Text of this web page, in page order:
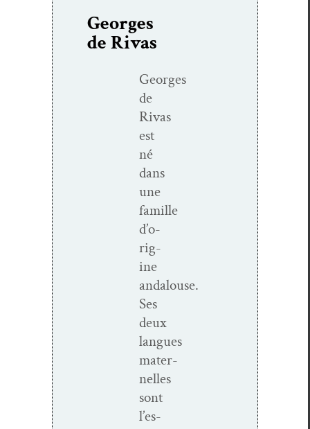
Georges
de Rivas
Georges
de
Rivas
est
né
dans
une
famille
d’o­
rig­
ine
andalouse.
Ses
deux
langues
mater­
nelles
sont
l’es­